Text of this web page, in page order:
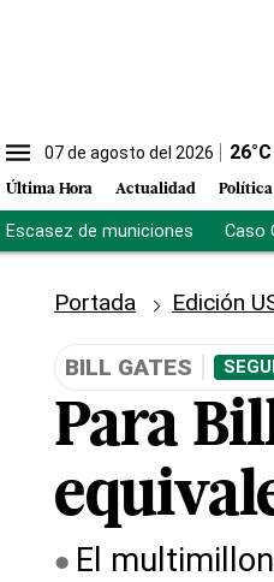
07 de agosto del 2026 26°C
Última Hora Actualidad Política
Escasez de municiones Caso
Portada Edición
BILL GATES
Para
El